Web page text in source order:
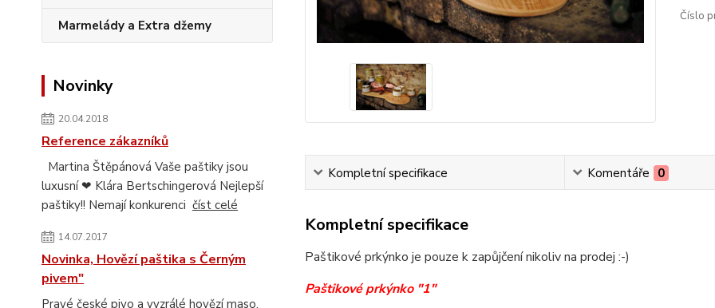
Marmelády a Extra džemy
Novinky
20.04.2018
Reference zákazníků
Martina Štěpánová Vaše paštiky jsou
luxusní ❤ Klára Bertschingerová Nejlepší
paštiky!! Nemají konkurenci číst celé
14.07.2017
Novinka, Hovězí paštika s Černým
pivem"
Pravé české pivo a vyzrálé hovězí maso,
Číslo
Kompletní specifikace Komentáře 0
Kompletní specifikace
Paštikové prkýnko je pouze k zapůjčení nikoliv na prodej :-)
Paštikové prkýnko "1"